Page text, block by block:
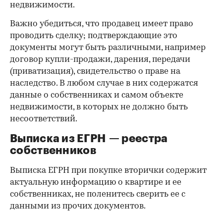
недвижимости.
Важно убедиться, что продавец имеет право
проводить сделку; подтверждающие это
документы могут быть различными, например
договор купли-продажи, дарения, передачи
(приватизация), свидетельство о праве на
наследство. В любом случае в них содержатся
данные о собственниках и самом объекте
недвижимости, в которых не должно быть
несоответствий.
Выписка из ЕГРН — реестра
собственников
Выписка ЕГРН при покупке вторички содержит
актуальную информацию о квартире и ее
собственниках, не поленитесь сверить ее с
данными из прочих документов.